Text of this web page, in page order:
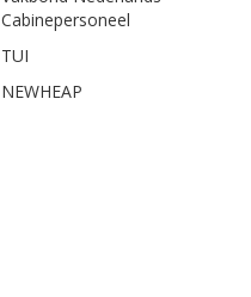
Cabinepersoneel
TUI
NEWHEAP